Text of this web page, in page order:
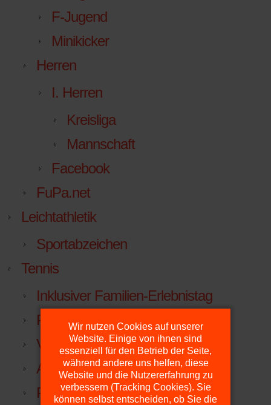
F-Jugend
Minikicker
Herren
I. Herren
Kreisliga
Mannschaft
Facebook
FuPa.net
Leichtathletik
Sportabzeichen
Tennis
Inklusiver Familien-Erlebnistag
Plätze
Vorstand
Anfahrt
Platzdienst
Wir nutzen Cookies auf unserer
Website. Einige von ihnen sind
essenziell für den Betrieb der Seite,
während andere uns helfen, diese
Website und die Nutzererfahrung zu
verbessern (Tracking Cookies). Sie
können selbst entscheiden, ob Sie die